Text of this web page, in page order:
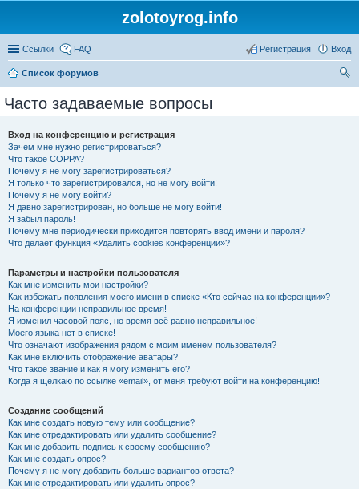
zolotoyrog.info
Ссылки FAQ Вход
Регистрация
Список форумов
Часто задаваемые вопросы
Вход на конференцию и регистрация
Зачем мне нужно регистрироваться?
Что такое COPPA?
Почему я не могу зарегистрироваться?
Я только что зарегистрировался, но не могу войти!
Почему я не могу войти?
Я давно зарегистрирован, но больше не могу войти!
Я забыл пароль!
Почему мне периодически приходится повторять ввод имени и пароля?
Что делает функция «Удалить cookies конференции»?
Параметры и настройки пользователя
Как мне изменить мои настройки?
Как избежать появления моего имени в списке «Кто сейчас на конференции»?
На конференции неправильное время!
Я изменил часовой пояс, но время всё равно неправильное!
Моего языка нет в списке!
Что означают изображения рядом с моим именем пользователя?
Как мне включить отображение аватары?
Что такое звание и как я могу изменить его?
Когда я щёлкаю по ссылке «email», от меня требуют войти на конференцию!
Создание сообщений
Как мне создать новую тему или сообщение?
Как мне отредактировать или удалить сообщение?
Как мне добавить подпись к своему сообщению?
Как мне создать опрос?
Почему я не могу добавить больше вариантов ответа?
Как мне отредактировать или удалить опрос?